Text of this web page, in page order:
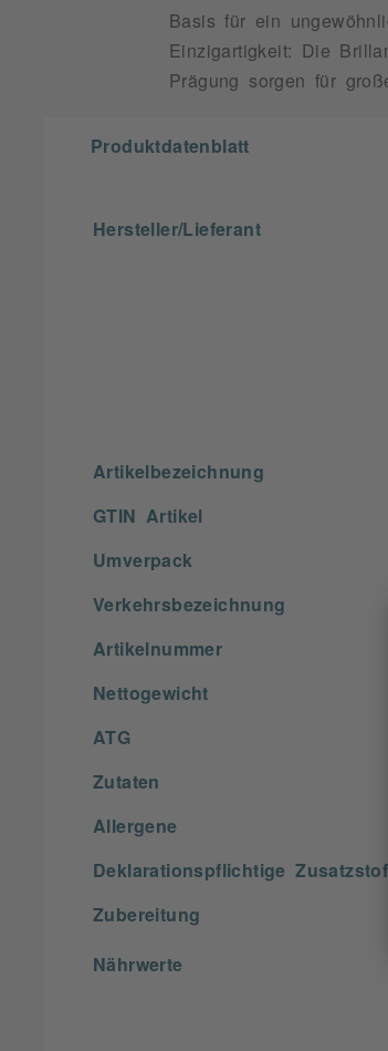
Basis für ein
Einzigartigkeit: Die
Prägung sorgen für
Produktdatenblatt
Hersteller/Lieferant
Artikelbezeichnung
GTIN Artikel
Umverpack
Verkehrsbezeichnung
Artikelnummer
Nettogewicht
ATG
Zutaten
Allergene
Deklarationspflichtige
Zubereitung
Nährwerte